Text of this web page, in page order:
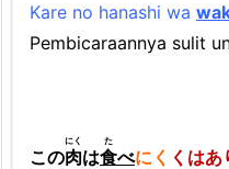
Kare no hanashi wa
Pembicaraannya sulit
この肉
にく
は食
た
べにく くは